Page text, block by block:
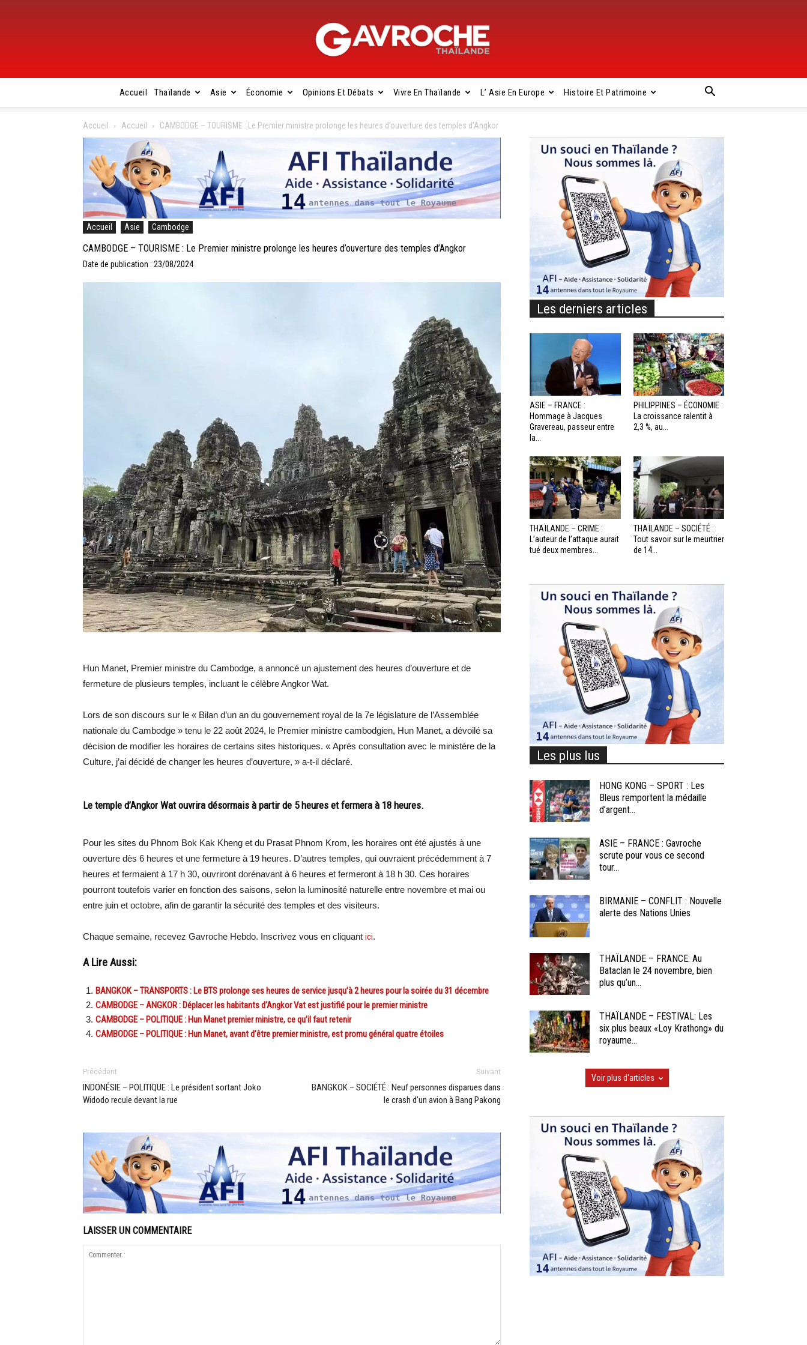
Gavroche
Thaïlande
Accueil Thaïlande Asie Économie Opinions Et Débats Vivre En Thaïlande L’ Asie En Europe Histoire Et Patrimoine
Accueil Accueil CAMBODGE – TOURISME : Le Premier ministre prolonge les heures d’ouverture des temples d’Angkor
Accueil Asie Cambodge
CAMBODGE – TOURISME : Le Premier ministre prolonge les heures d’ouverture des temples d’Angkor
Date de publication : 23/08/2024
Hun Manet, Premier ministre du Cambodge, a annoncé un ajustement des heures d’ouverture et de
fermeture de plusieurs temples, incluant le célèbre Angkor Wat.
Lors de son discours sur le « Bilan d’un an du gouvernement royal de la 7e législature de l’Assemblée
nationale du Cambodge » tenu le 22 août 2024, le Premier ministre cambodgien, Hun Manet, a dévoilé sa
décision de modifier les horaires de certains sites historiques. « Après consultation avec le ministère de la
Culture, j’ai décidé de changer les heures d’ouverture, » a-t-il déclaré.
Le temple d’Angkor Wat ouvrira désormais à partir de 5 heures et fermera à 18 heures.
Pour les sites du Phnom Bok Kak Kheng et du Prasat Phnom Krom, les horaires ont été ajustés à une
ouverture dès 6 heures et une fermeture à 19 heures. D’autres temples, qui ouvraient précédemment à 7
heures et fermaient à 17 h 30, ouvriront dorénavant à 6 heures et fermeront à 18 h 30. Ces horaires
pourront toutefois varier en fonction des saisons, selon la luminosité naturelle entre novembre et mai ou
entre juin et octobre, afin de garantir la sécurité des temples et des visiteurs.
Chaque semaine, recevez Gavroche Hebdo. Inscrivez vous en cliquant ici.
A Lire Aussi:
BANGKOK – TRANSPORTS : Le BTS prolonge ses heures de service jusqu’à 2 heures pour la soirée du 31 décembre
CAMBODGE – ANGKOR : Déplacer les habitants d’Angkor Vat est justifié pour le premier ministre
CAMBODGE – POLITIQUE : Hun Manet premier ministre, ce qu’il faut retenir
CAMBODGE – POLITIQUE : Hun Manet, avant d’être premier ministre, est promu général quatre étoiles
Précédent
INDONÉSIE – POLITIQUE : Le président sortant Joko
Widodo recule devant la rue
Suivant
BANGKOK – SOCIÉTÉ : Neuf personnes disparues dans
le crash d’un avion à Bang Pakong
LAISSER UN COMMENTAIRE
Les derniers articles
ASIE – FRANCE :
Hommage à Jacques
Gravereau, passeur entre
la...
PHILIPPINES – ÉCONOMIE :
La croissance ralentit à
2,3 %, au...
THAÏLANDE – CRIME :
L’auteur de l’attaque aurait
tué deux membres...
THAÏLANDE – SOCIÉTÉ :
Tout savoir sur le meurtrier
de 14...
Les plus lus
HONG KONG – SPORT : Les
Bleus remportent la médaille
d’argent...
ASIE – FRANCE : Gavroche
scrute pour vous ce second
tour...
BIRMANIE – CONFLIT : Nouvelle
alerte des Nations Unies
THAÏLANDE – FRANCE: Au
Bataclan le 24 novembre, bien
plus qu’un...
THAÏLANDE – FESTIVAL: Les
six plus beaux «Loy Krathong» du
royaume...
Voir plus d'articles